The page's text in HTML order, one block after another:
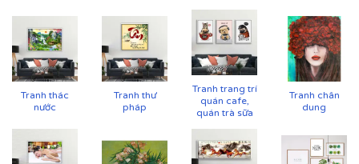
Tranh thác
nước
Tranh thư
pháp
Tranh trang trí
quán cafe,
quán trà sữa
Tranh chân
dung